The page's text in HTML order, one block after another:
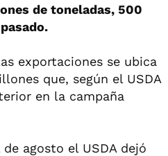
de toneladas, 500
exportaciones se ubica
que, según el USDA
en la campaña
agosto el USDA dejó